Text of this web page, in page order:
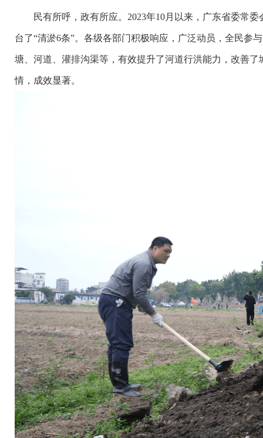
民有所呼，政有所应。2023年10月以来，广东省委常委
台了“清淤6条”。各级各部门积极响应，广泛动员，全民参
塘、河道、灌排沟渠等，有效提升了河道行洪能力，改善
情，成效显著。